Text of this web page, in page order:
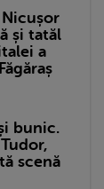
și tatăl
a
bunic.
scenă